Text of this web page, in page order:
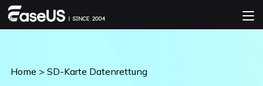
Home > SD-Karte Datenrettung